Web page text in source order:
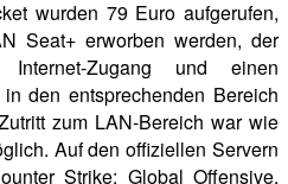
wurden 79 Euro aufgerufen,
Seat+ erworben werden, der
Zugang und einen
den entsprechenden Bereich
zum LAN-Bereich war wie
Auf den offiziellen Servern
Strike: Global Offensive,